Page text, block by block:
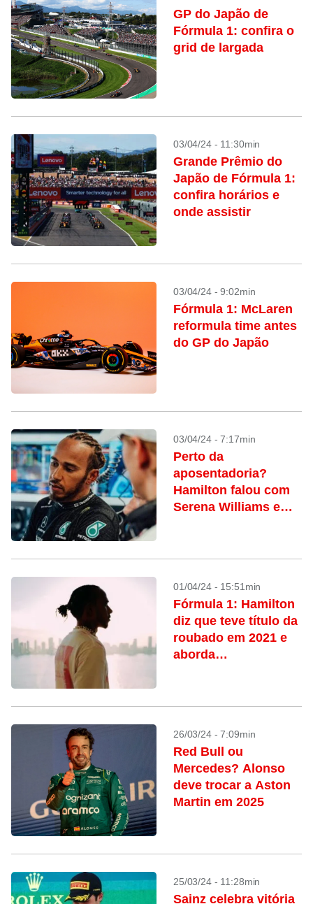
GP do Japão de
Fórmula 1: confira o
grid de largada
03/04/24 - 11:30min
Grande Prêmio do
Japão de Fórmula 1:
confira horários e
onde assistir
03/04/24 - 9:02min
Fórmula 1: McLaren
reformula time antes
do GP do Japão
03/04/24 - 7:17min
Perto da
aposentadoria?
Hamilton falou com
Serena Williams e
01/04/24 - 15:51min
Fórmula 1: Hamilton
diz que teve título da
roubado em 2021 e
aborda
26/03/24 - 7:09min
Red Bull ou
Mercedes? Alonso
deve trocar a Aston
Martin em 2025
25/03/24 - 11:28min
Sainz celebra vitória